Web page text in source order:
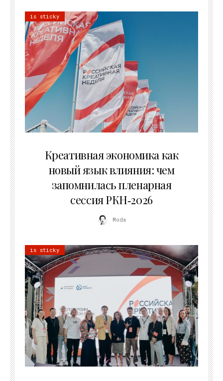
is sticky
Креативная экономика как
новый язык влияния: чем
запомнилась пленарная
сессия РКН‑2026
Moda
is sticky